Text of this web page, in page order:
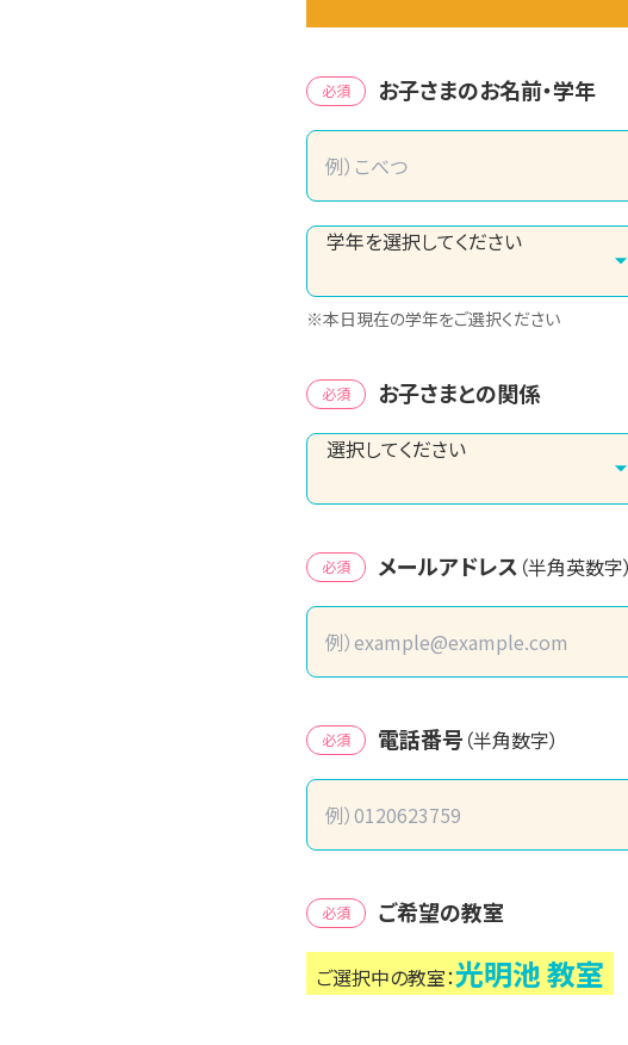
必須 お子さまのお名前・学年
※本日現在の学年をご選択ください
必須 お子さまとの関係
必須 メールアドレス （半角英数字）
必須 電話番号 （半角数字）
必須 ご希望の教室
ご選択中の教室：光明池教室